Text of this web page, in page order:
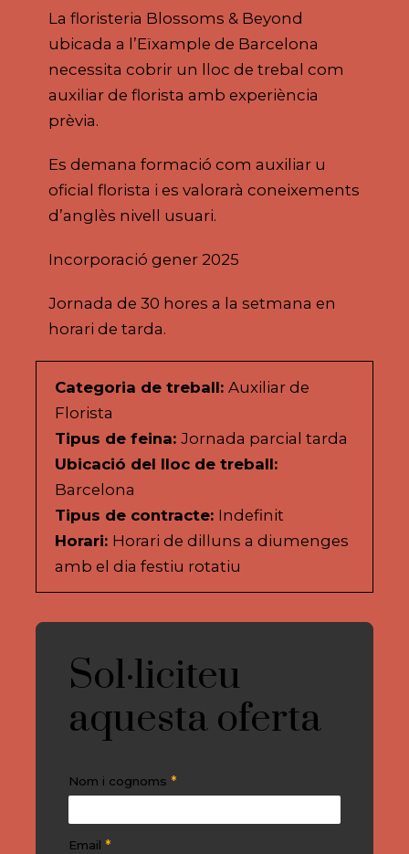
La floristeria Blossoms & Beyond
ubicada a l’Eïxample de Barcelona
necessita cobrir un lloc de trebal com
auxiliar de florista amb experiència
prèvia.
Es demana formació com auxiliar u
oficial florista i es valorarà coneixements
d’anglès nivell usuari.
Incorporació gener 2025
Jornada de 30 hores a la setmana en
horari de tarda.
Categoria de treball: Auxiliar de
Florista
Tipus de feina: Jornada parcial tarda
Ubicació del lloc de treball:
Barcelona
Tipus de contracte: Indefinit
Horari: Horari de dilluns a diumenges
amb el dia festiu rotatiu
Sol·liciteu
aquesta oferta
Nom i cognoms *
Email *